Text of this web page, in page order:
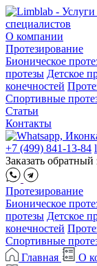
О компании
Протезирование
Бионическое
протезы Детское
конечностей
Спортивные
Статьи
Контакты
+7 (499) 841-13-84
Заказать обратный
Протезирование
Бионическое
протезы Детское
конечностей
Спортивные
Главная
О